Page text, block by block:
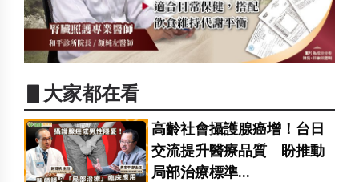
▋大家都在看
高齡社會攝護腺癌增！台日
交流提升醫療品質 盼推動
局部治療標準...